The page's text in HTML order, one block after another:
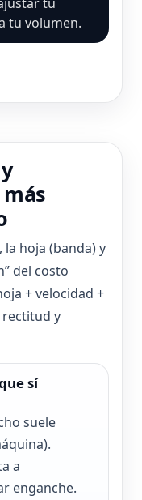
tu volumen.
, la hoja (banda) y
del costo
+ velocidad +
rectitud y
sí
suele
a
enganche.